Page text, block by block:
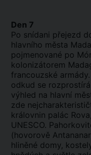
Den 7
Po snídani přejezd
hlavního města
pojmenované po
kolonizátorem
francouzské
odkud se
výhled na hlavní
zde
královnin palác
UNESCO.
(hovorově
hliněné domy,